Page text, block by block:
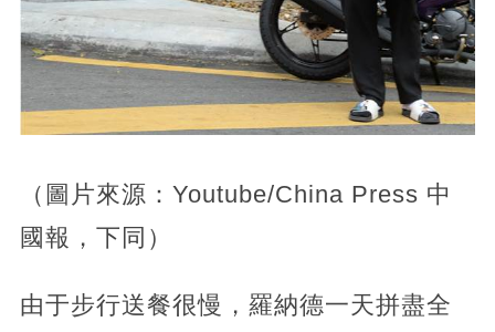
（圖片來源：Youtube/China Press 中
國報，下同）
由于步行送餐很慢，羅納德一天拼盡全